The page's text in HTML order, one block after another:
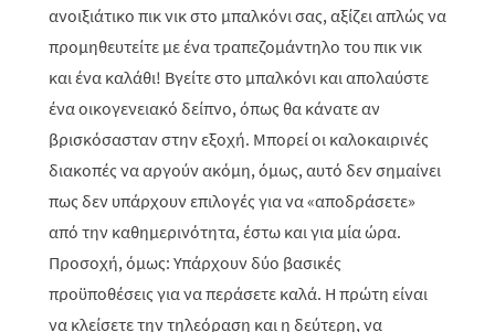
ανοιξιάτικο πικ νικ στο μπαλκόνι σας, αξίζει απλώς να
προμηθευτείτε με ένα τραπεζομάντηλο του πικ νικ
και ένα καλάθι! Βγείτε στο μπαλκόνι και απολαύστε
ένα οικογενειακό δείπνο, όπως θα κάνατε αν
βρισκόσασταν στην εξοχή. Μπορεί οι καλοκαιρινές
διακοπές να αργούν ακόμη, όμως, αυτό δεν σημαίνει
πως δεν υπάρχουν επιλογές για να «αποδράσετε»
από την καθημερινότητα, έστω και για μία ώρα.
Προσοχή, όμως: Υπάρχουν δύο βασικές
προϋποθέσεις για να περάσετε καλά. Η πρώτη είναι
να κλείσετε την τηλεόραση και η δεύτερη, να